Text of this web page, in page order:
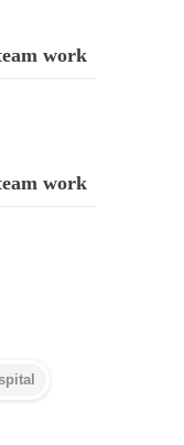
work
work